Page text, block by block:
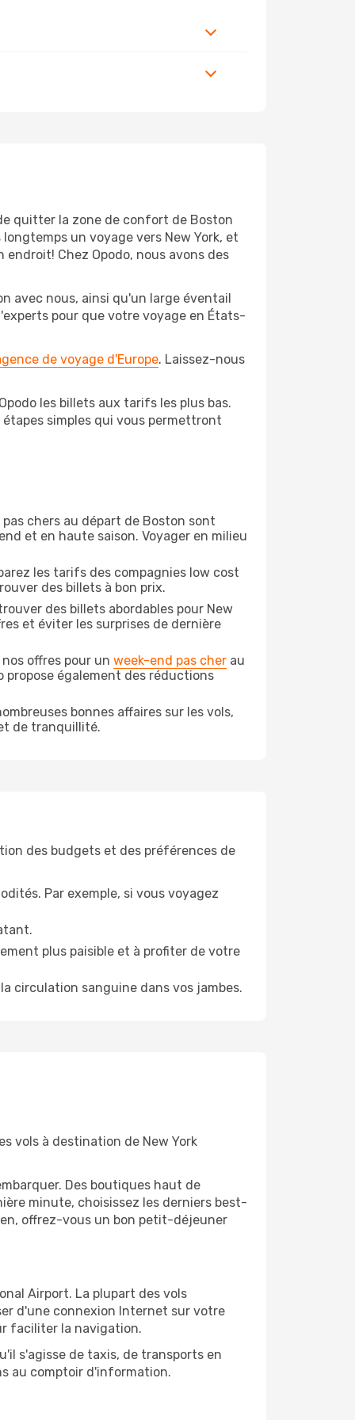
quitter la zone de confort de Boston
un voyage vers New York, et
Chez Opodo, nous avons des
avec nous, ainsi qu'un large éventail
pour que votre voyage en États-
de voyage d'Europe. Laissez-nous
les billets aux tarifs les plus bas.
simples qui vous permettront
chers au départ de Boston sont
et en haute saison. Voyager en milieu
les tarifs des compagnies low cost
des billets à bon prix.
des billets abordables pour New
et éviter les surprises de dernière
offres pour un week-end pas cher au
propose également des réductions
bonnes affaires sur les vols,
de tranquillité.
des budgets et des préférences de
Par exemple, si vous voyagez
plus paisible et à profiter de votre
circulation sanguine dans vos jambes.
vols à destination de New York
Des boutiques haut de
minute, choisissez les derniers best-
offrez-vous un bon petit-déjeuner
Airport. La plupart des vols
d'une connexion Internet sur votre
faciliter la navigation.
s'agisse de taxis, de transports en
au comptoir d'information.